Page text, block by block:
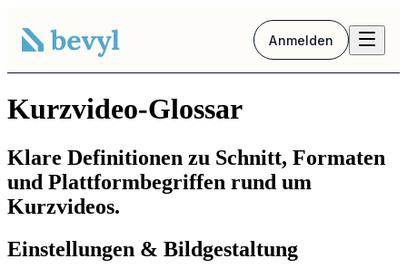
Anmelden
Kurzvideo-Glossar
Klare Definitionen zu Schnitt, Formaten
und Plattformbegriffen rund um
Kurzvideos.
Einstellungen & Bildgestaltung